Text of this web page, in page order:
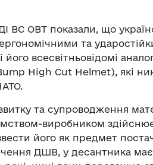
ВС ОВТ показали, що
та
його всесвітньовідомі
High Cut Helmet), які
.
та супроводження
виробником
його як предмет
ДШВ, у десантника